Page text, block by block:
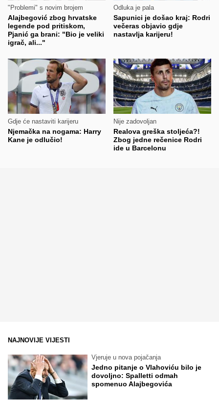
"Problemi" s novim brojem
Alajbegović zbog hrvatske
legende pod pritiskom,
Pjanić ga brani: "Bio je veliki
igrač, ali..."
Odluka je pala
Sapunici je došao kraj: Rodri
večeras objavio gdje
nastavlja karijeru!
Gdje će nastaviti karijeru
Njemačka na nogama: Harry
Kane je odlučio!
Nije zadovoljan
Realova greška stoljeća?!
Zbog jedne rečenice Rodri
ide u Barcelonu
NAJNOVIJE VIJESTI
Vjeruje u nova pojačanja
Jedno pitanje o Vlahoviću bilo je
dovoljno: Spalletti odmah
spomenuo Alajbegovića